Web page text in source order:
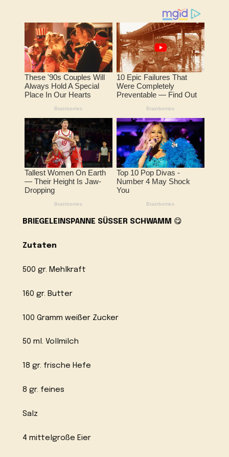
BRIEGELEINSPANNE SÜSSER SCHWAMM 😋
Zutaten
500 gr. Mehlkraft
160 gr. Butter
100 Gramm weißer Zucker
50 ml. Vollmilch
18 gr. frische Hefe
8 gr. feines
Salz
4 mittelgroße Eier